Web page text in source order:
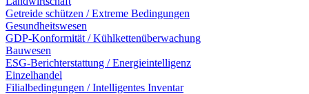
Getreide schützen / Extreme Bedingungen
Gesundheitswesen
GDP-Konformität / Kühlkettenüberwachung
Bauwesen
ESG-Berichterstattung / Energieintelligenz
Einzelhandel
Filialbedingungen / Intelligentes Inventar